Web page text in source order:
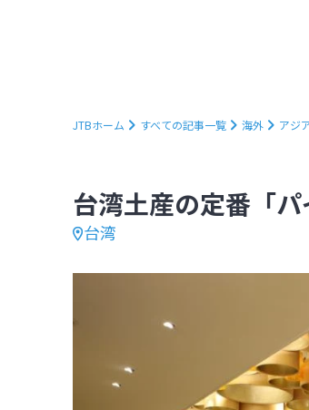
JTBホーム すべての記事一覧 海外 アジ
台湾土産の定番「
台湾